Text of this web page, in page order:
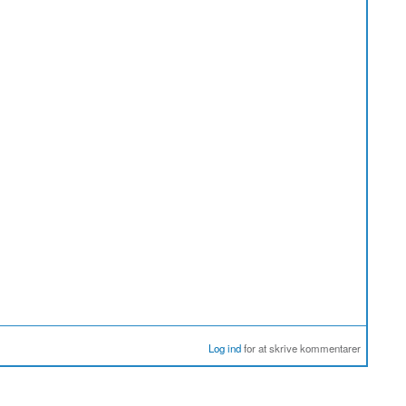
Log indfor at skrive kommentarer